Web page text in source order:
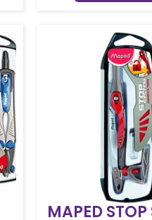
MAPED STOP